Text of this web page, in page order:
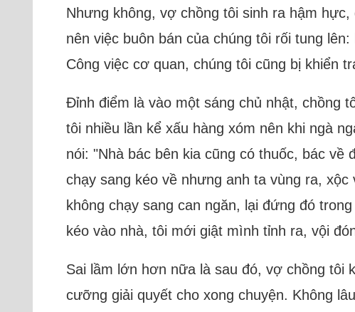
Nhưng không, vợ chồng tôi sinh ra hậm
nên việc buôn bán của chúng tôi rối tung
Công việc cơ quan, chúng tôi cũng bị khiển
Đỉnh điểm là vào một sáng chủ nhật, chồng
tôi nhiều lần kể xấu hàng xóm nên khi ngà
nói: "Nhà bác bên kia cũng có thuốc, bác về
chạy sang kéo về nhưng anh ta vùng ra,
không chạy sang can ngăn, lại đứng đó
kéo vào nhà, tôi mới giật mình tỉnh ra, vội
Sai lầm lớn hơn nữa là sau đó, vợ chồng tôi
cưỡng giải quyết cho xong chuyện. Không